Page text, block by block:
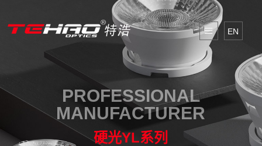
EN
PROFESSIONAL
MANUFACTURER
硬光YL系列